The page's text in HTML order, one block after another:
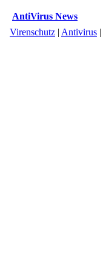
AntiVirus News
Virenschutz | Antivirus |